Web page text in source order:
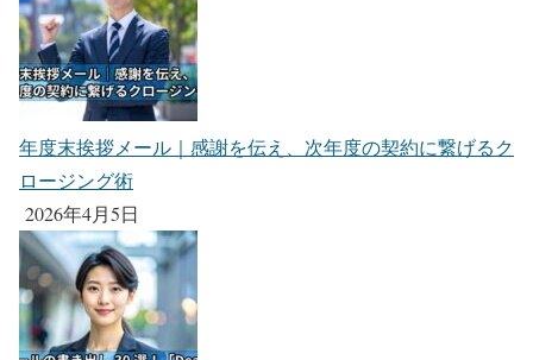
年度末挨拶メール｜感謝を伝え、次年度の契約に繋げるク
ロージング術
2026年4月5日